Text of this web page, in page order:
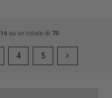
16su un totale di 70
4 5